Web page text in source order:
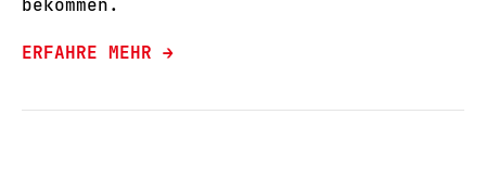
bekommen.
ERFAHRE MEHR →